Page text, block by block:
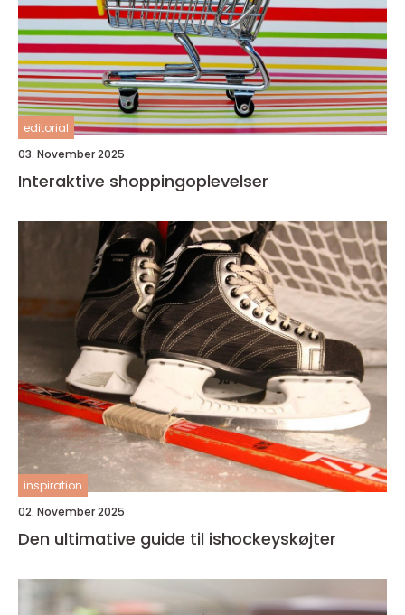
editorial
03. November 2025
Interaktive shoppingoplevelser
inspiration
02. November 2025
Den ultimative guide til ishockeyskøjter